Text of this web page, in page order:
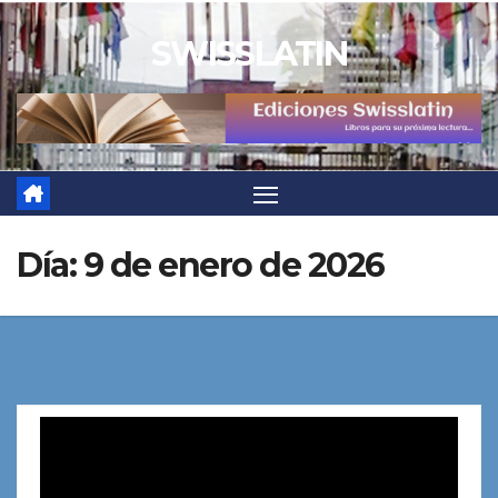
Saltar
al
contenido
SWISSLATIN
Día:9 de enero de 2026